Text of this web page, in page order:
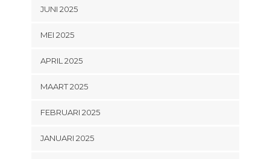
JUNI 2025
MEI 2025
APRIL 2025
MAART 2025
FEBRUARI 2025
JANUARI 2025